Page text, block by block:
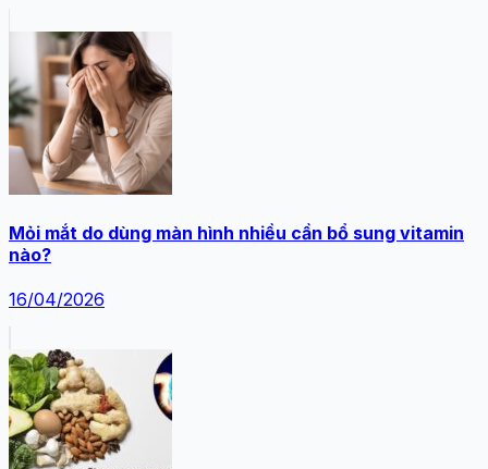
Mỏi mắt do dùng màn hình nhiều cần bổ sung vitamin
nào?
16/04/2026